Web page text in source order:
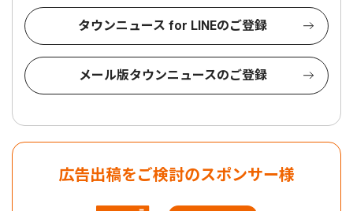
タウンニュース for LINEのご登録
メール版タウンニュースのご登録
広告出稿をご検討のスポンサー様